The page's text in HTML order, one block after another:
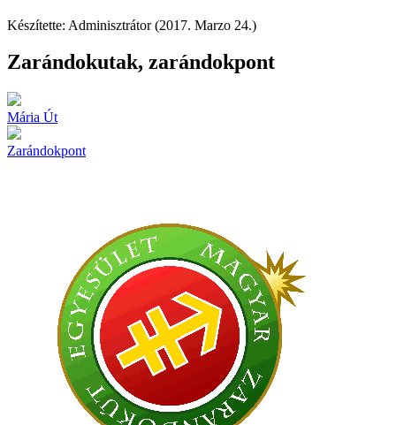
Készítette: Adminisztrátor (2017. Marzo 24.)
Zarándokutak, zarándokpont
Mária Út
Zarándokpont